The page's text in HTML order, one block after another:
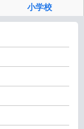
小学校